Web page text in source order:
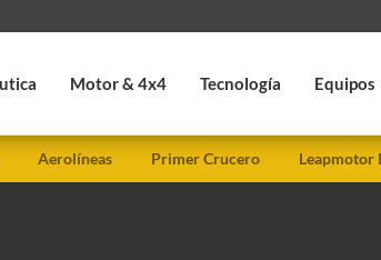
Motor & 4x4 Tecnología Equipos
Aerolíneas Primer Crucero Leapmotor